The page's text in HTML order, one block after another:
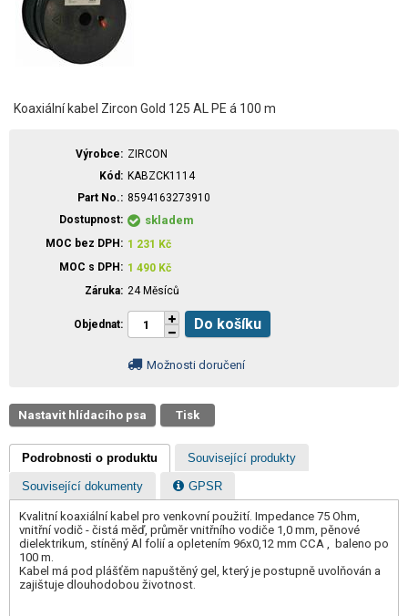
Koaxiální kabel Zircon Gold 125 AL PE á 100 m
Výrobce
ZIRCON
Kód
KABZCK1114
Part No.
8594163273910
Dostupnost
skladem
MOC bez DPH 1 231 Kč
MOC s DPH
1 490 Kč
Záruka 24 Měsíců
Objednat Do košíku
Možnosti doručení
Nastavit hlídacího psa Tisk
Podrobnosti o produktu Související produkty
Související dokumenty GPSR
Kvalitní koaxiální kabel pro venkovní použití. Impedance 75 Ohm,
vnitřní vodič - čistá měď, průměr vnitřního vodiče 1,0 mm, pěnové
dielektrikum, stíněný Al folií a opletením 96x0,12 mm CCA , baleno po
100 m.
Kabel má pod plášťěm napuštěný gel, který je postupně uvolňován a
zajištuje dlouhodobou životnost.